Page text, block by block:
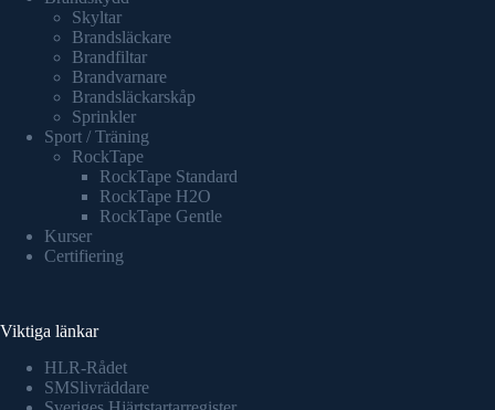
Skyltar
Brandsläckare
Brandfiltar
Brandvarnare
Brandsläckarskåp
Sprinkler
Sport / Träning
RockTape
RockTape Standard
RockTape H2O
RockTape Gentle
Kurser
Certifiering
Viktiga länkar
HLR-Rådet
SMSlivräddare